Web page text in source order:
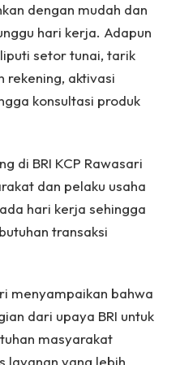
dengan mudah dan
hari kerja. Adapun
setor tunai, tarik
rekening, aktivasi
konsultasi produk
di BRI KCP Rawasari
dan pelaku usaha
hari kerja sehingga
transaksi
menyampaikan bahwa
dari upaya BRI untuk
masyarakat
layanan yang lebih